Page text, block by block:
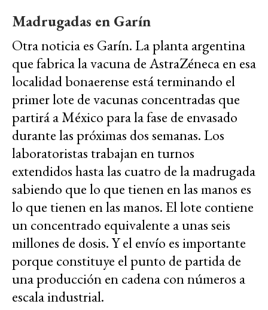
Madrugadas en Garín
Otra noticia es Garín. La planta argentina
que fabrica la vacuna de AstraZéneca en esa
localidad bonaerense está terminando el
primer lote de vacunas concentradas que
partirá a México para la fase de envasado
durante las próximas dos semanas. Los
laboratoristas trabajan en turnos
extendidos hasta las cuatro de la madrugada
sabiendo que lo que tienen en las manos es
lo que tienen en las manos. El lote contiene
un concentrado equivalente a unas seis
millones de dosis. Y el envío es importante
porque constituye el punto de partida de
una producción en cadena con números a
escala industrial.